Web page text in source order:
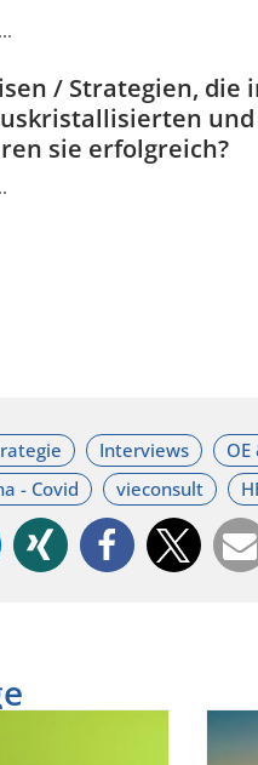
/ Strategien, die
sie erfolgreich?